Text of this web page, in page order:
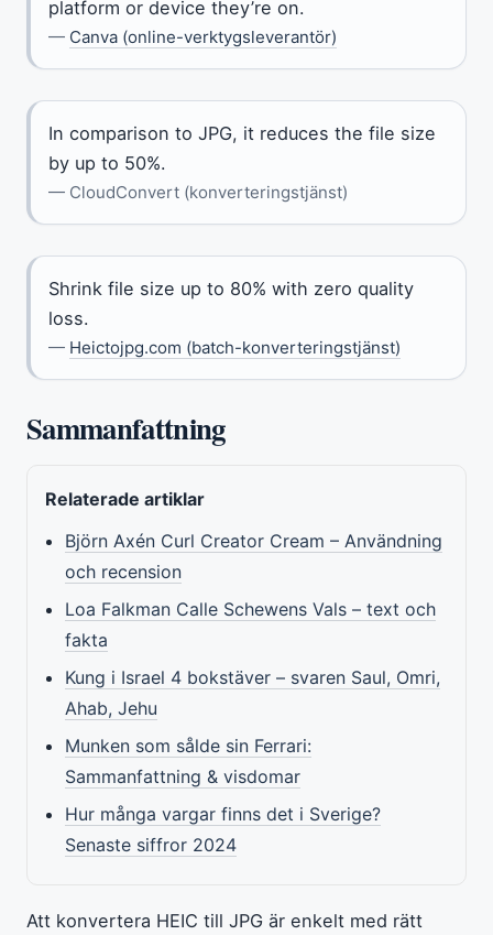
platform or device they’re on.
— Canva (online-verktygsleverantör)
In comparison to JPG, it reduces the file size
by up to 50%.
— CloudConvert (konverteringstjänst)
Shrink file size up to 80% with zero quality
loss.
— Heictojpg.com (batch-konverteringstjänst)
Sammanfattning
Relaterade artiklar
Björn Axén Curl Creator Cream – Användning
och recension
Loa Falkman Calle Schewens Vals – text och
fakta
Kung i Israel 4 bokstäver – svaren Saul, Omri,
Ahab, Jehu
Munken som sålde sin Ferrari:
Sammanfattning & visdomar
Hur många vargar finns det i Sverige?
Senaste siffror 2024
Att konvertera HEIC till JPG är enkelt med rätt